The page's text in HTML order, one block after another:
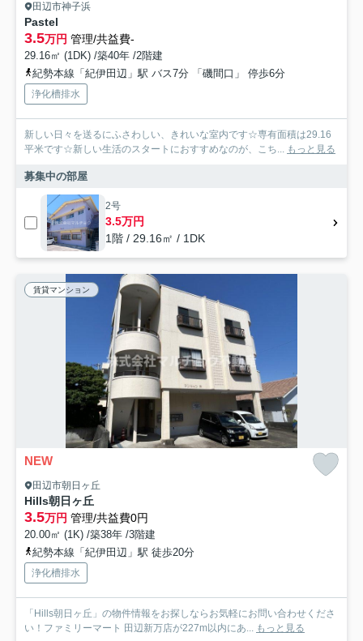
田辺市神子浜
Pastel
3.5万円 管理/共益費-
29.16㎡ (1DK) /築40年 /2階建
紀勢本線「紀伊田辺」駅 バス7分 「磯間口」 停歩6分
浄化槽排水
新しい日々を送るにふさわしい、きれいな室内です☆専有面積は29.16
平米です☆新しい生活のスタートにおすすめなのが、こち... もっと見る
募集中の部屋
2号
3.5万円
1階 / 29.16㎡ / 1DK
賃貸マンション
NEW
田辺市朝日ヶ丘
Hills朝日ヶ丘
3.5万円 管理/共益費0円
20.00㎡ (1K) /築38年 /3階建
紀勢本線「紀伊田辺」駅 徒歩20分
浄化槽排水
「Hills朝日ヶ丘」の物件情報をお探しならお気軽にお問い合わせくださ
い！ファミリーマート 田辺新万店が227m以内にあ... もっと見る